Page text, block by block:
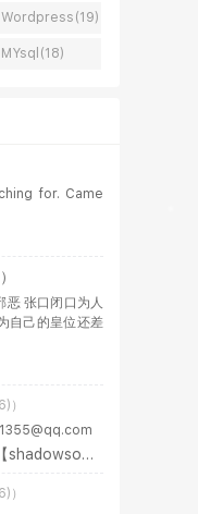
Wordpress(19)
MYsql(18)
for. Came
恶 张口闭口为人
自己的皇位还差
）
评：改版梅林固件安装SS【shadowsocks】科学上网插件教程
）